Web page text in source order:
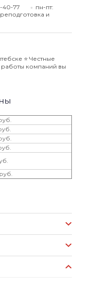
40-77
пн-пт:
и
⭐️ Честные
компаний вы